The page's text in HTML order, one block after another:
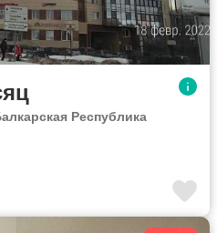
Республика